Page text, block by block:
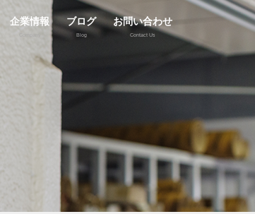
企業情報 ブログ
Blog
お問い合わせ
Contact Us